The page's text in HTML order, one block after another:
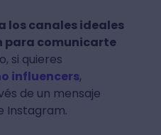
los canales ideales
para comunicarte
si quieres
influencers,
de un mensaje
Instagram.